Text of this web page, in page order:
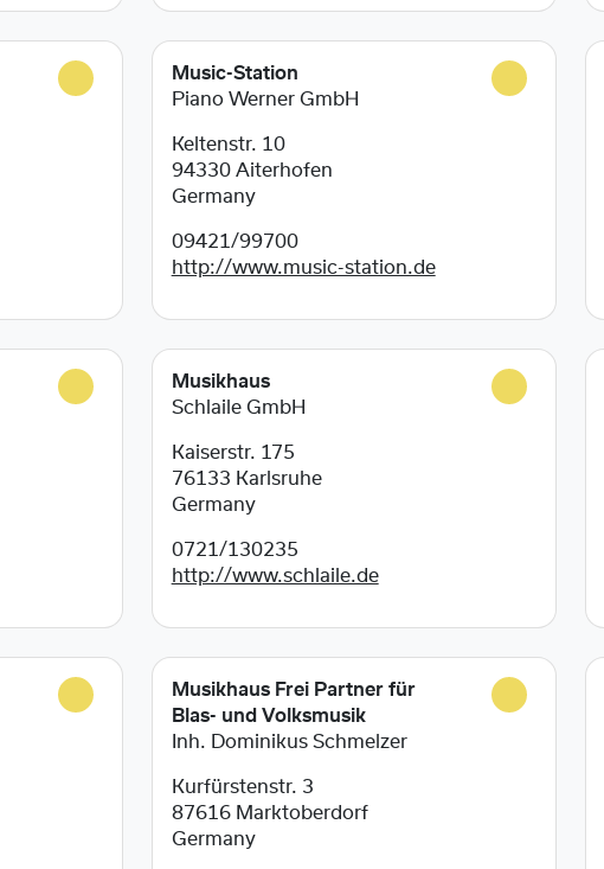
Music-Station
Piano Werner GmbH
Keltenstr. 10
94330 Aiterhofen
Germany
09421/99700
http://www.music-station.de
Musikhaus
Schlaile GmbH
Kaiserstr. 175
76133 Karlsruhe
Germany
0721/130235
http://www.schlaile.de
Musikhaus Frei Partner für
Blas- und Volksmusik
Inh. Dominikus Schmelzer
Kurfürstenstr. 3
87616 Marktoberdorf
Germany